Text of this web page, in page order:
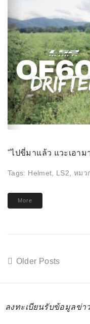
"ไปขี่มาแล้ว แวะเอาม
Tags: Helmet LS2 หมว
More
Older Posts
ลงทะเบียนรับข้อมูลข่